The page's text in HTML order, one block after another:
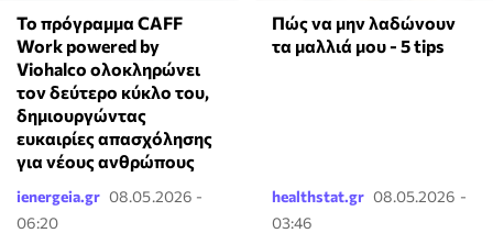
Το πρόγραμμα CAFF
Work powered by
Viohalco ολοκληρώνει
τον δεύτερο κύκλο του,
δημιουργώντας
ευκαιρίες απασχόλησης
για νέους ανθρώπους
ienergeia.gr 08.05.2026 -
06:20
Πώς να μην λαδώνουν
τα μαλλιά μου - 5 tips
healthstat.gr 08.05.2026 -
03:46